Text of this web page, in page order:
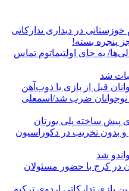
در دیداری تدارکاتی
پنجره بسته!
به جای اولتیماتوم تماس
شد
قبل از بازی با ذوب‌آهن
نوجوانان ضرب شد/اسمعلی
پیش ساخته پلی یورتان
بدون تخریب در دکوراسیون
شد
در کرج با حضور مسئولان
بازی تدارکاتی اردوی ترکیه